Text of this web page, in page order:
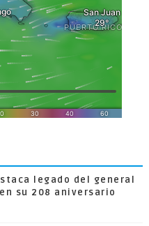
legado del general
su 208 aniversario